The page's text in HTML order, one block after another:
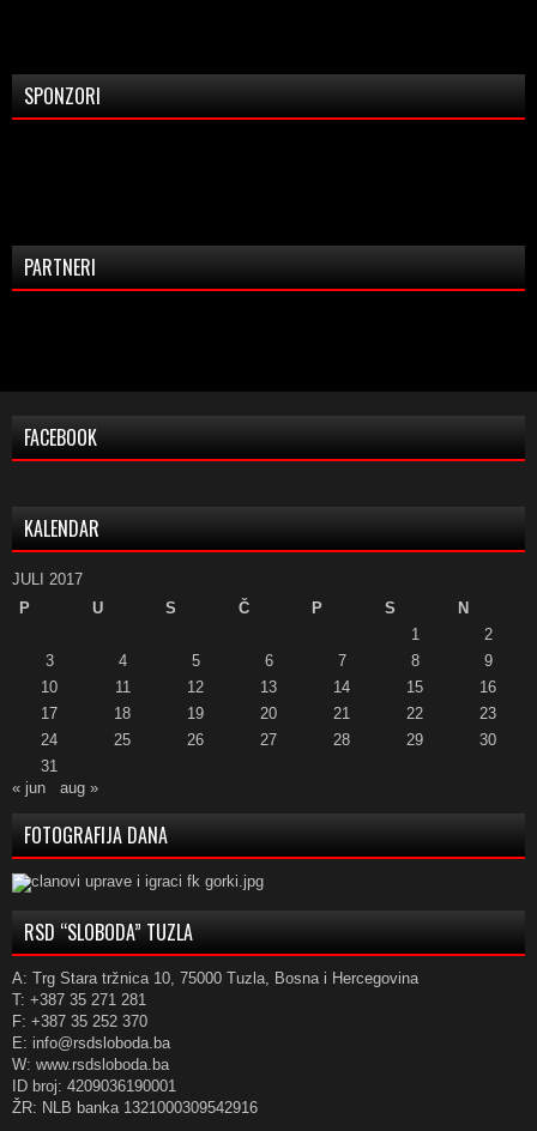
SPONZORI
PARTNERI
FACEBOOK
KALENDAR
JULI 2017
P
U S Č P S
N
1
2
3
4 5 6 7 8
9
10
11 12 13 14 15
16
17
18 19 20 21 22
23
24
25 26 27 28 29
30
31
« jun
aug »
FOTOGRAFIJA DANA
RSD “SLOBODA” TUZLA
A: Trg Stara tržnica 10, 75000 Tuzla, Bosna i Hercegovina
T: +387 35 271 281
F: +387 35 252 370
E: info@rsdsloboda.ba
W: www.rsdsloboda.ba
ID broj: 4209036190001
ŽR: NLB banka 1321000309542916